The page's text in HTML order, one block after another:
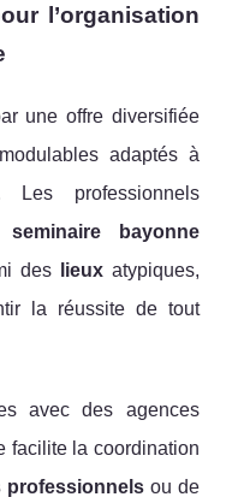
l’organisation
une offre diversifiée
adaptés à
Les professionnels
seminaire bayonne
des
lieuxatypiques,
la réussite de tout
avec des agences
facilite la coordination
professionnels ou de